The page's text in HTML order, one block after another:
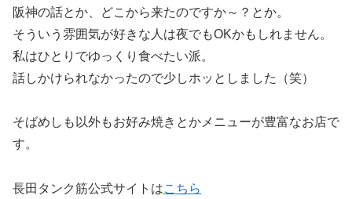
阪神の話とか、どこから来たのですか～？とか。
そういう雰囲気が好きな人は夜でもOKかもしれません。
私はひとりでゆっくり食べたい派。
話しかけられなかったので少しホッとしました（笑）
そばめしも以外もお好み焼きとかメニューが豊富なお店で
す。
長田タンク筋公式サイトはこちら